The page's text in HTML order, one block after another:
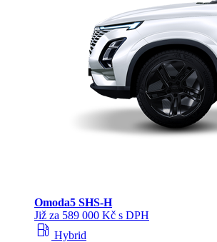
Omoda5 SHS‑H
Již za 589 000 Kč s DPH
local_gas_station Hybrid